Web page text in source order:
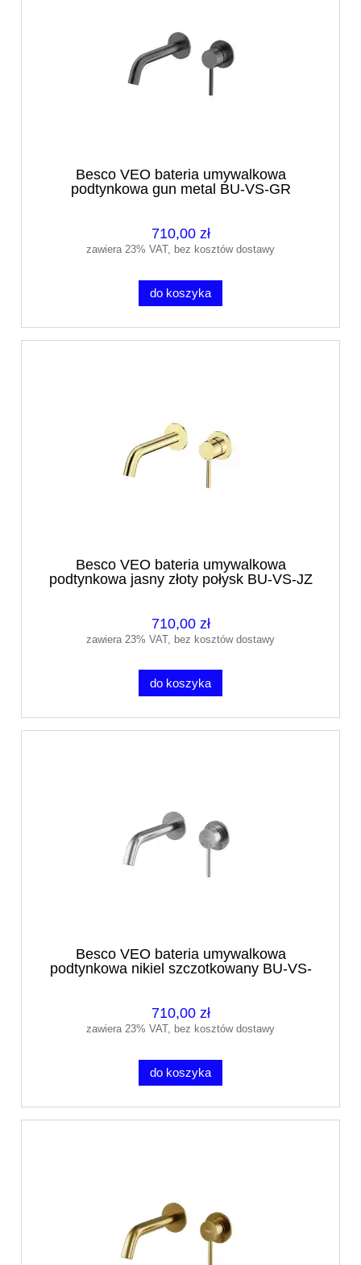
Besco VEO bateria umywalkowa
podtynkowa gun metal BU-VS-GR
710,00 zł
zawiera 23% VAT, bez kosztów dostawy
do koszyka
Besco VEO bateria umywalkowa
podtynkowa jasny złoty połysk BU-VS-JZ
710,00 zł
zawiera 23% VAT, bez kosztów dostawy
do koszyka
Besco VEO bateria umywalkowa
podtynkowa nikiel szczotkowany BU-VS-
710,00 zł
zawiera 23% VAT, bez kosztów dostawy
do koszyka